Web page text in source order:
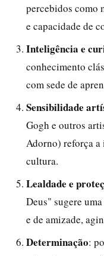
percebidos como
e capacidade de
Inteligência e
conhecimento
com sede de
Sensibilidade
Gogh e outros
Adorno) reforça a
cultura.
Lealdade e
Deus" sugere
e de amizade,
Determinação: